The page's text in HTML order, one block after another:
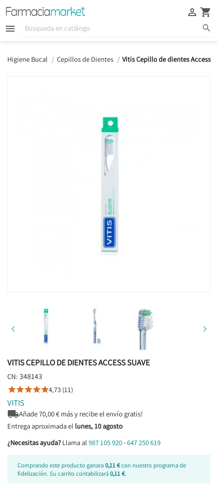
  
 
Higiene Bucal Cepillos de Dientes Vitis Cepillo de dientes Access
 
VITIS CEPILLO DE DIENTES ACCESS SUAVE
CN: 348143
4,73 (11)
VITIS
Añade70,00€ más y recibe el envío gratis!
Entrega aproximada el lunes, 10 agosto
¿Necesitas ayuda? Llama al 987 105 920-647 250 619
Comprando este producto ganara0,11 €con nuestro programa de
fidelización. Su carrito contabilizará0,11 €.